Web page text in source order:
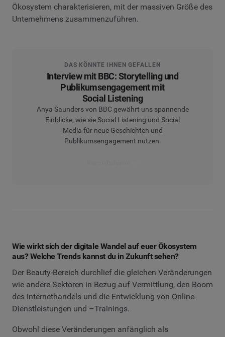
Ökosystem charakterisieren, mit der massiven Größe des
Unternehmens zusammenzuführen.
DAS KÖNNTE IHNEN GEFALLEN
Interview mit BBC: Storytelling und
Publikumsengagement mit
Social Listening
Anya Saunders von BBC gewährt uns spannende
Einblicke, wie sie Social Listening und Social
Media für neue Geschichten und
Publikumsengagement nutzen.
Wie wirkt sich der digitale Wandel auf euer Ökosystem
aus? Welche Trends kannst du in Zukunft sehen?
Der Beauty-Bereich durchlief die gleichen Veränderungen
wie andere Sektoren in Bezug auf Vermittlung, den Boom
des Internethandels und die Entwicklung von Online-
Dienstleistungen und –Trainings.
Obwohl diese Veränderungen anfänglich als